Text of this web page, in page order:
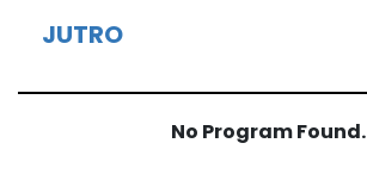
JUTRO
No Program Found.